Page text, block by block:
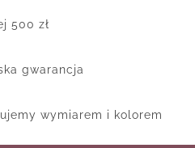
500 zł
gwarancja
wymiarem i kolorem